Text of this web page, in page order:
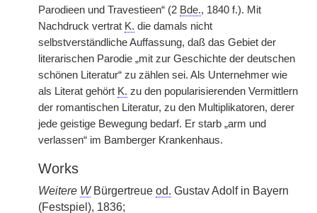
Parodieen und Travestieen“ (2 Bde., 1840 f.). Mit
Nachdruck vertrat K. die damals nicht
selbstverständliche Auffassung, daß das Gebiet der
literarischen Parodie „mit zur Geschichte der deutschen
schönen Literatur“ zu zählen sei. Als Unternehmer wie
als Literat gehört K. zu den popularisierenden Vermittlern
der romantischen Literatur, zu den Multiplikatoren, derer
jede geistige Bewegung bedarf. Er starb „arm und
verlassen“ im Bamberger Krankenhaus.
Works
Weitere WBürgertreue od. Gustav Adolf in Bayern
(Festspiel), 1836;